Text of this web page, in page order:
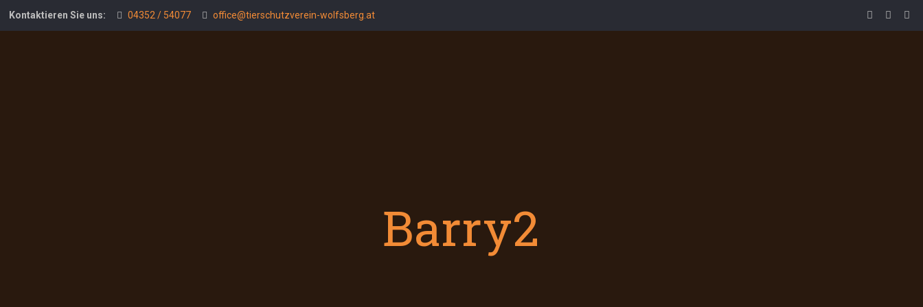
Kontaktieren Sie uns: 04352 / 54077 office@tierschutzverein-wolfsberg.at
Barry2